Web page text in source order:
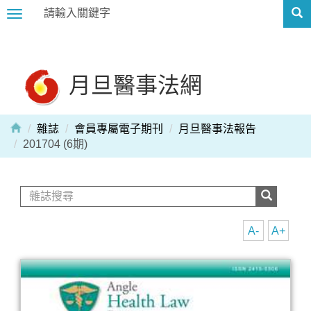
Toggle
月旦醫事法網
雜誌 會員專屬電子期刊
月旦醫事法報告
201704 (6期)
A+
A-